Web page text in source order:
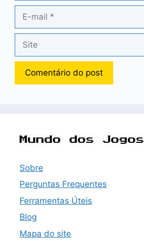
mail
Mundo dos Jogos
Sobre
Perguntas Frequentes
Ferramentas Úteis
Blog
Mapa do site